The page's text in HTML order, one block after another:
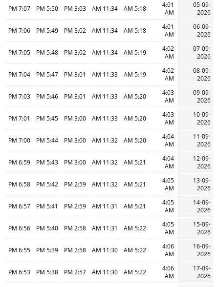
05-09-
2026
4:01
AM
5:18 AM
11:34 AM
3:03 PM
5:50 PM
7:07 PM
06-09-
2026
4:01
AM
5:18 AM
11:34 AM
3:02 PM
5:49 PM
7:06 PM
07-09-
2026
4:02
AM
5:19 AM
11:34 AM
3:02 PM
5:48 PM
7:05 PM
08-09-
2026
4:02
AM
5:19 AM
11:33 AM
3:01 PM
5:47 PM
7:04 PM
09-09-
2026
4:03
AM
5:20 AM
11:33 AM
3:01 PM
5:46 PM
7:03 PM
10-09-
2026
4:03
AM
5:20 AM
11:33 AM
3:00 PM
5:45 PM
7:01 PM
11-09-
2026
4:04
AM
5:20 AM
11:32 AM
3:00 PM
5:44 PM
7:00 PM
12-09-
2026
4:04
AM
5:21 AM
11:32 AM
3:00 PM
5:43 PM
6:59 PM
13-09-
2026
4:05
AM
5:21 AM
11:32 AM
2:59 PM
5:42 PM
6:58 PM
14-09-
2026
4:05
AM
5:21 AM
11:31 AM
2:59 PM
5:41 PM
6:57 PM
15-09-
2026
4:05
AM
5:22 AM
11:31 AM
2:58 PM
5:40 PM
6:56 PM
16-09-
2026
4:06
AM
5:22 AM
11:30 AM
2:58 PM
5:39 PM
6:55 PM
17-09-
2026
4:06
AM
5:22 AM
11:30 AM
2:57 PM
5:38 PM
6:53 PM